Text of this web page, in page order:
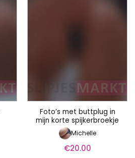
Foto’s met buttplug in
mijn korte spijkerbroekje
Michelle
€20.00